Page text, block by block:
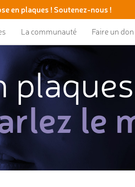
en plaques ! Soutenez-nous !
La communauté Faire un don
le